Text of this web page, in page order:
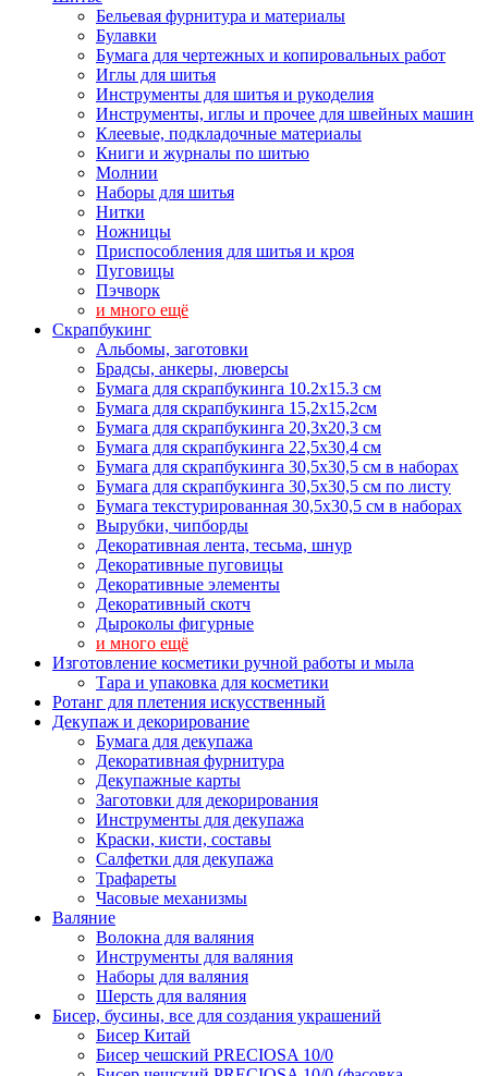
Бельевая фурнитура и материалы
Булавки
Бумага для чертежных и копировальных работ
Иглы для шитья
Инструменты для шитья и рукоделия
Инструменты, иглы и прочее для швейных машин
Клеевые, подкладочные материалы
Книги и журналы по шитью
Молнии
Наборы для шитья
Нитки
Ножницы
Приспособления для шитья и кроя
Пуговицы
Пэчворк
и много ещё
Скрапбукинг
Альбомы, заготовки
Брадсы, анкеры, люверсы
Бумага для скрапбукинга 10.2х15.3 см
Бумага для скрапбукинга 15,2х15,2см
Бумага для скрапбукинга 20,3х20,3 см
Бумага для скрапбукинга 22,5х30,4 см
Бумага для скрапбукинга 30,5х30,5 см в наборах
Бумага для скрапбукинга 30,5х30,5 см по листу
Бумага текстурированная 30,5х30,5 см в наборах
Вырубки, чипборды
Декоративная лента, тесьма, шнур
Декоративные пуговицы
Декоративные элементы
Декоративный скотч
Дыроколы фигурные
и много ещё
Изготовление косметики ручной работы и мыла
Тара и упаковка для косметики
Ротанг для плетения искусственный
Декупаж и декорирование
Бумага для декупажа
Декоративная фурнитура
Декупажные карты
Заготовки для декорирования
Инструменты для декупажа
Краски, кисти, составы
Салфетки для декупажа
Трафареты
Часовые механизмы
Валяние
Волокна для валяния
Инструменты для валяния
Наборы для валяния
Шерсть для валяния
Бисер, бусины, все для создания украшений
Бисер Китай
Бисер чешский PRECIOSA 10/0